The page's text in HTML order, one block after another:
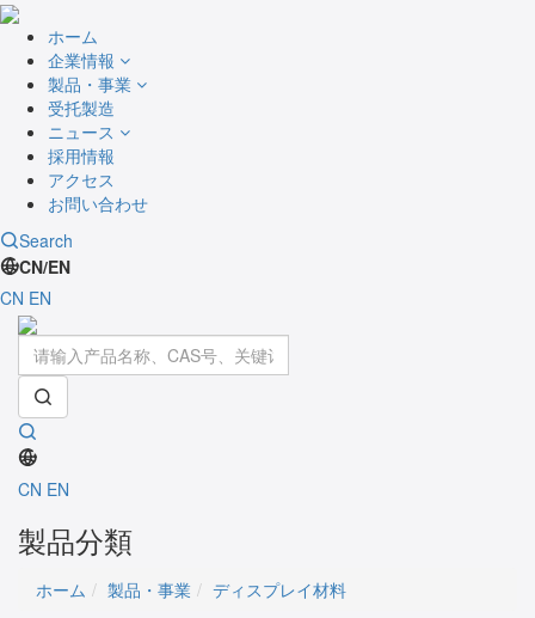
ホーム
企業情報
製品・事業
受托製造
ニュース
採用情報
アクセス
お問い合わせ
Search
CN/EN
CN EN
CN EN
製品分類
ホーム 製品・事業 ディスプレイ材料